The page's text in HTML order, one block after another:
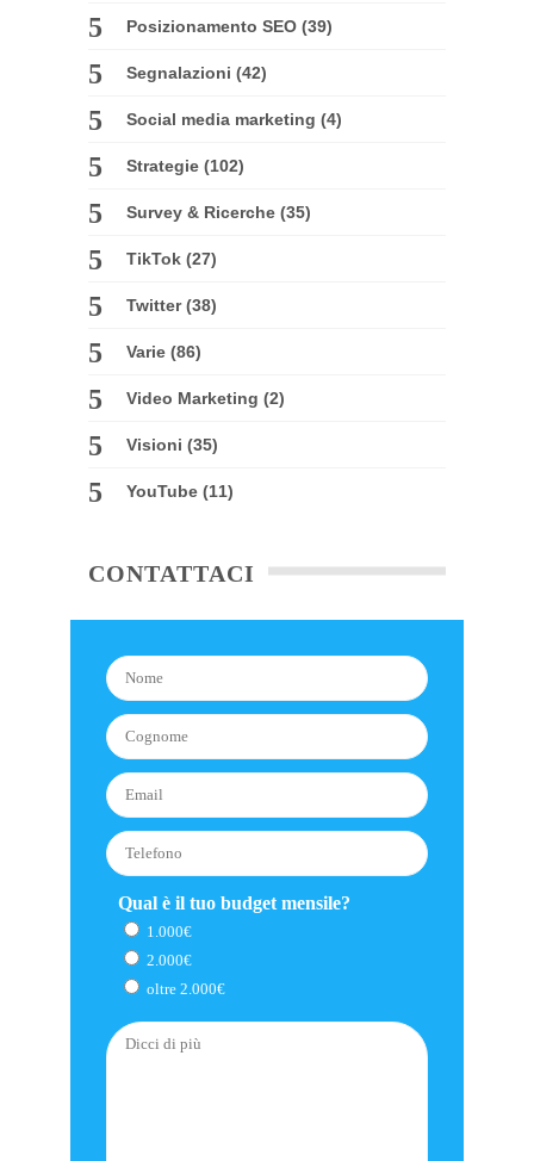
Posizionamento SEO (39)
Segnalazioni (42)
Social media marketing (4)
Strategie (102)
Survey & Ricerche (35)
TikTok (27)
Twitter(38)
Varie (86)
Video Marketing (2)
Visioni (35)
YouTube (11)
CONTATTACI
Qual è il tuo budget mensile?
1.000€
2.000€
oltre 2.000€